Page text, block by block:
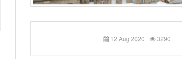
12 Aug 2020 3290